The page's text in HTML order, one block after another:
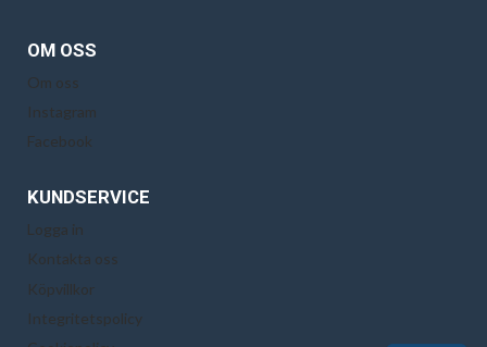
OM OSS
Om oss
Instagram
Facebook
KUNDSERVICE
Logga in
Kontakta oss
Köpvillkor
Integritetspolicy